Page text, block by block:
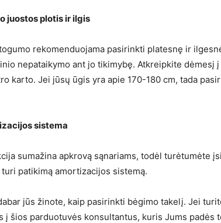
juostos plotis ir ilgis
rekomenduojama pasirinkti platesnę ir
nepataikymo ant jo tikimybę. Atkreipkite dėmesį
karto. Jei jūsų ūgis yra apie 170-180 cm, tada
sistema
sumažina apkrovą sąnariams, todėl turėtumėte
patikimą amortizacijos sistemą.
jūs žinote, kaip pasirinkti bėgimo takelį. Jei
į šios parduotuvės konsultantus, kuris Jums padės